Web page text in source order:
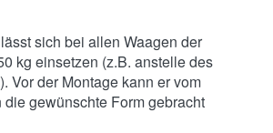
sich bei allen Waagen der
kg einsetzen (z.B. anstelle des
Vor der Montage kann er vom
gewünschte Form gebracht